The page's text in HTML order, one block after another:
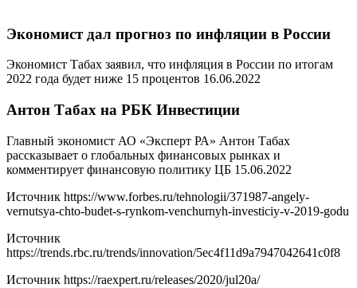
Экономист дал прогноз по инфляции в России
Экономист Табах заявил, что инфляция в России по итогам
2022 года будет ниже 15 процентов 16.06.2022
Антон Табах на РБК Инвестиции
Главный экономист АО «Эксперт РА» Антон Табах
рассказывает о глобальных финансовых рынках и
комментирует финансовую политику ЦБ 15.06.2022
Источник https://www.forbes.ru/tehnologii/371987-angely-
vernutsya-chto-budet-s-rynkom-venchurnyh-investiciy-v-2019-godu
Источник
https://trends.rbc.ru/trends/innovation/5ec4f11d9a7947042641c0f8
Источник https://raexpert.ru/releases/2020/jul20a/